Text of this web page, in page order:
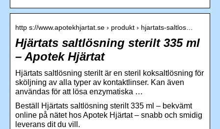
http s://www.apotekhjartat.se › produkt › hjartats-saltlos…
Hjärtats saltlösning sterilt 335 ml
– Apotek Hjärtat
Hjärtats saltlösning sterilt är en steril koksaltlösning för
sköljning av alla typer av kontaktlinser. Kan även
användas för att lösa enzymatiska …
Beställ Hjärtats saltlösning sterilt 335 ml – bekvämt
online på nätet hos Apotek Hjärtat – snabb och smidig
leverans dit du vill.